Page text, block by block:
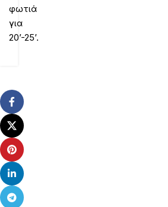
φωτιά
για
20’-25’.